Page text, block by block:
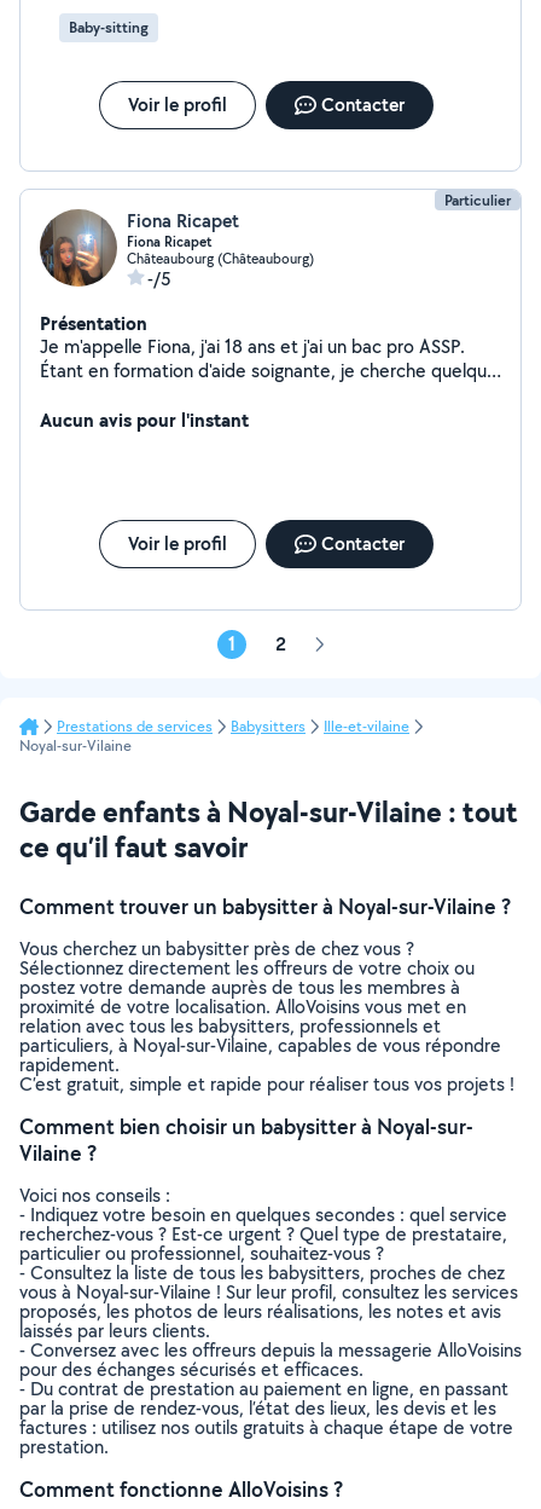
Baby-sitting
Voir le profil Contacter
Particulier
Fiona Ricapet
Fiona Ricapet
Châteaubourg (Châteaubourg)
-/5
Présentation
Je m'appelle Fiona, j'ai 18 ans et j'ai un bac pro ASSP.
Étant en formation d'aide soignante, je cherche quelque
ménage, du repassage, de la garde d'enfant, garde de
Aucun avis pour l'instant
Voir le profil Contacter
1 2 Page
Prestations de services Babysitters
Ille-et-vilaine
Noyal-sur-Vilaine
Garde enfants à Noyal-sur-Vilaine : tout
ce qu’il faut savoir
Comment trouver un babysitter à Noyal-sur-Vilaine ?
Vous cherchez un babysitter près de chez vous ?
Sélectionnez directement les offreurs de votre choix ou
postez votre demande auprès de tous les membres à
proximité de votre localisation. AlloVoisins vous met en
relation avec tous les babysitters, professionnels et
particuliers, à Noyal-sur-Vilaine, capables de vous répondre
rapidement.
C’est gratuit, simple et rapide pour réaliser tous vos projets !
Comment bien choisir un babysitter à Noyal-sur-
Vilaine ?
Voici nos conseils :
- Indiquez votre besoin en quelques secondes : quel service
recherchez-vous ? Est-ce urgent ? Quel type de prestataire,
particulier ou professionnel, souhaitez-vous ?
- Consultez la liste de tous les babysitters, proches de chez
vous à Noyal-sur-Vilaine ! Sur leur profil, consultez les services
proposés, les photos de leurs réalisations, les notes et avis
laissés par leurs clients.
- Conversez avec les offreurs depuis la messagerie AlloVoisins
pour des échanges sécurisés et efficaces.
- Du contrat de prestation au paiement en ligne, en passant
par la prise de rendez-vous, l’état des lieux, les devis et les
factures : utilisez nos outils gratuits à chaque étape de votre
prestation.
Comment fonctionne AlloVoisins ?